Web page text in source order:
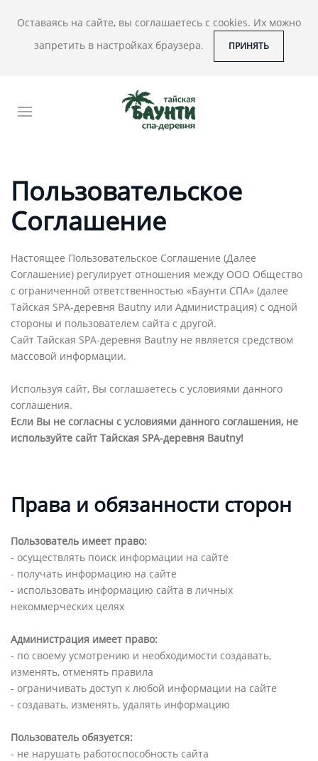
Оставаясь на сайте, вы соглашаетесь с cookies. Их можно
запретить в настройках браузера.
ПРИНЯТЬ
Пользовательское
Соглашение
Настоящее Пользовательское Соглашение (Далее
Соглашение) регулирует отношения между ООО Общество
с ограниченной ответственностью «Баунти СПА» (далее
Тайская SPA-деревня Bautny или Администрация) с одной
стороны и пользователем сайта с другой.
Сайт Тайская SPA-деревня Bautny не является средством
массовой информации.
Используя сайт, Вы соглашаетесь с условиями данного
соглашения.
Если Вы не согласны с условиями данного соглашения, не
используйте сайт Тайская SPA-деревня Bautny!
Права и обязанности сторон
Пользователь имеет право:
- осуществлять поиск информации на сайте
- получать информацию на сайте
- использовать информацию сайта в личных
некоммерческих целях
Администрация имеет право:
- по своему усмотрению и необходимости создавать,
изменять, отменять правила
- ограничивать доступ к любой информации на сайте
- создавать, изменять, удалять информацию
Пользователь обязуется:
- не нарушать работоспособность сайта